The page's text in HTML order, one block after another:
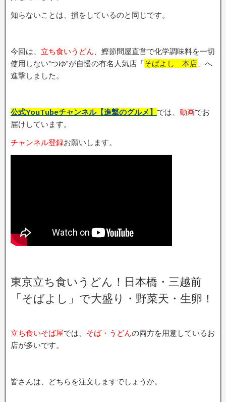
知らないことは、損をしているのと同じです。
今回は、 立ち食いうどん 、鰹節問屋直営で化学調味料を一切
使用しない”つゆ”が自慢の有名人気店「そばよし 本店 」へ
進撃しました。
公式YouTubeチャンネル【進撃のグルメ】 では、 動画でお
届けしています。
チャンネル登録お願いします。
東京立ち食いうどん！日本橋・三越前
「そばよし」で大盛り・野菜天・生卵！
立ち食いそば屋では、 そば・うどんの両方を用意しているお
店が多いです。
皆さんは、どちらを注文しますでしょうか。